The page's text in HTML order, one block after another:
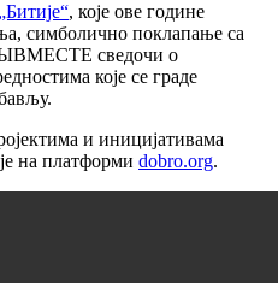
, које ове године
симболично поклапање са
сведочи о
које се граде
и иницијативама
на платформи dobro.org.